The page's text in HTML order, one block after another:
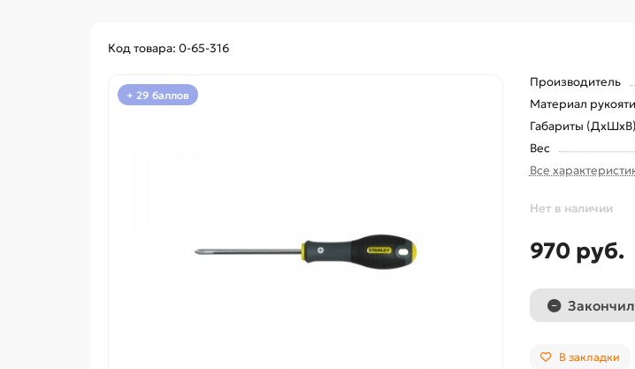
Код товара: 0-65-316
+ 29 баллов
Производитель
Материал рукояти
Габариты (ДхШхВ)
Вес
Все
Нет в наличии
970 руб.
В закладки